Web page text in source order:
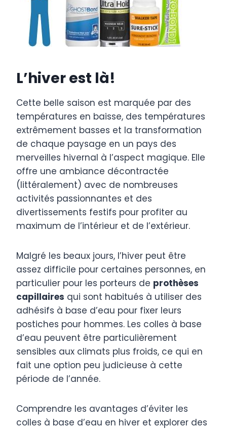
L’hiver est là!
Cette belle saison est marquée par des
températures en baisse, des températures
extrêmement basses et la transformation
de chaque paysage en un pays des
merveilles hivernal à l’aspect magique. Elle
offre une ambiance décontractée
(littéralement) avec de nombreuses
activités passionnantes et des
divertissements festifs pour profiter au
maximum de l’intérieur et de l’extérieur.
Malgré les beaux jours, l’hiver peut être
assez difficile pour certaines personnes, en
particulier pour les porteurs de prothèses
capillaires qui sont habitués à utiliser des
adhésifs à base d’eau pour fixer leurs
postiches pour hommes. Les colles à base
d’eau peuvent être particulièrement
sensibles aux climats plus froids, ce qui en
fait une option peu judicieuse à cette
période de l’année.
Comprendre les avantages d’éviter les
colles à base d’eau en hiver et explorer des